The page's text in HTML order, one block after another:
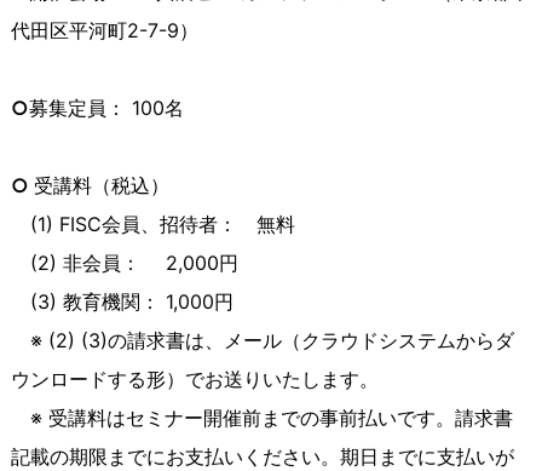
代田区平河町2-7-9）
○募集定員： 100名
○ 受講料（税込）
(1) FISC会員、招待者： 無料
(2) 非会員： 2,000円
(3) 教育機関： 1,000円
※ (2) (3)の請求書は、メール（クラウドシステムからダ
ウンロードする形）でお送りいたします。
※ 受講料はセミナー開催前までの事前払いです。請求書
記載の期限までにお支払いください。期日までに支払いが